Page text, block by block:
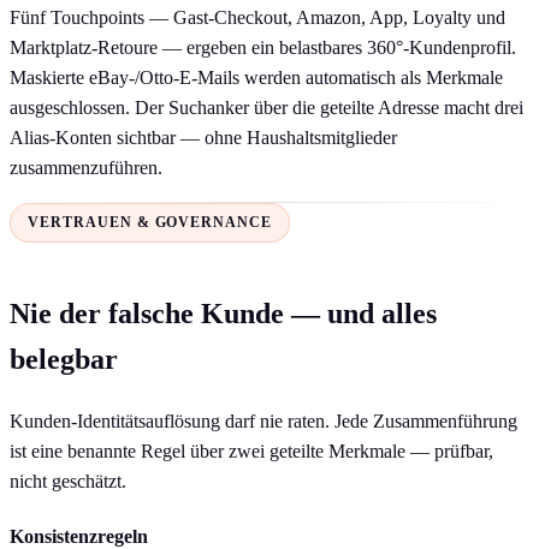
Fünf Touchpoints — Gast-Checkout, Amazon, App, Loyalty und
Marktplatz-Retoure — ergeben ein belastbares 360°-Kundenprofil.
Maskierte eBay-/Otto-E-Mails werden automatisch als Merkmale
ausgeschlossen. Der Suchanker über die geteilte Adresse macht drei
Alias-Konten sichtbar — ohne Haushaltsmitglieder
zusammenzuführen.
VERTRAUEN & GOVERNANCE
Nie der falsche Kunde — und alles
belegbar
Kunden-Identitätsauflösung darf nie raten. Jede Zusammenführung
ist eine benannte Regel über zwei geteilte Merkmale — prüfbar,
nicht geschätzt.
Konsistenzregeln